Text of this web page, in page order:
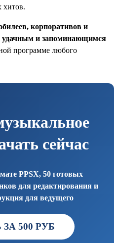
хитов.
корпоративов и
удачным и запоминающимся
программе любого
сейчас
PPSX, 50 готовых
для редактирования и
для ведущего
500 РУБ